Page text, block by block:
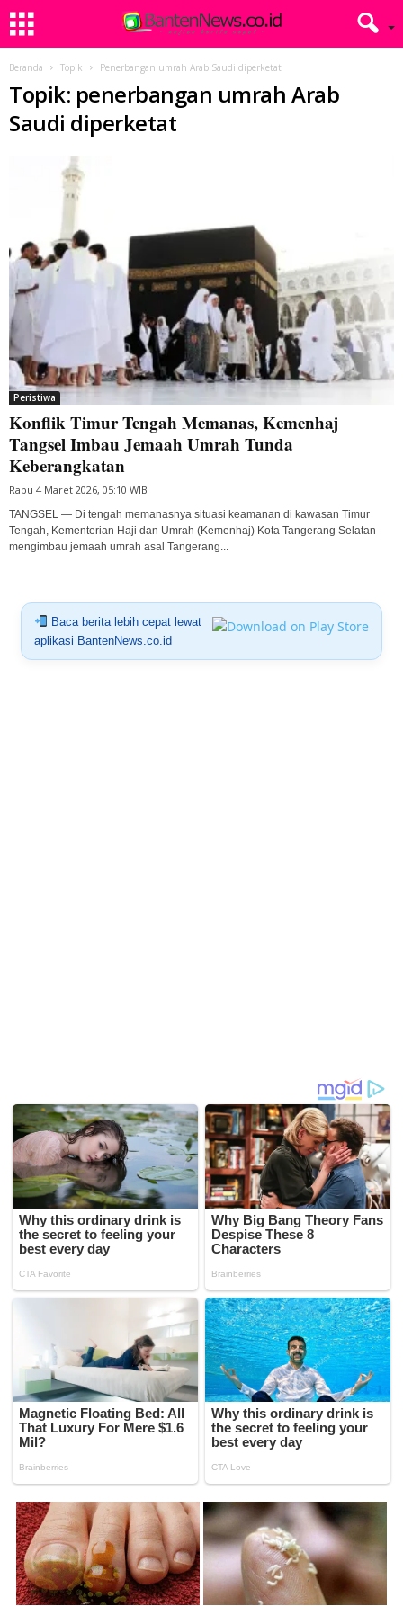
Beranda Topik Penerbangan umrah Arab Saudi diperketat
Topik: penerbangan umrah Arab
Saudi diperketat
Peristiwa
Konflik Timur Tengah Memanas, Kemenhaj
Tangsel Imbau Jemaah Umrah Tunda
Keberangkatan
Rabu 4 Maret 2026, 05:10 WIB
TANGSEL — Di tengah memanasnya situasi keamanan di kawasan Timur
Tengah, Kementerian Haji dan Umrah (Kemenhaj) Kota Tangerang Selatan
mengimbau jemaah umrah asal Tangerang...
Baca berita lebih cepat lewat
aplikasi BantenNews.co.id